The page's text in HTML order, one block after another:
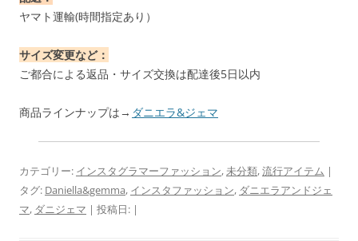
ヤマト運輸(時間指定あり）
サイズ変更など：
ご都合による返品・サイズ交換は配達後5日以内
商品ラインナップは→ ダニエラ&ジェマ
カテゴリー: インスタグラマーファッション, 未分類,流行アイテム |
タグ: Daniella&gemma, インスタファッション, ダニエラアンドジェ
マ, ダニジェマ | 投稿日: |